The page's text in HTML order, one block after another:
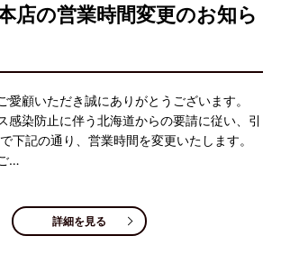
店の営業時間変更のお知ら
愛顧いただき誠にありがとうございます。
感染防止に伴う北海道からの要請に従い、引
下記の通り、営業時間を変更いたします。
…
詳細を見る